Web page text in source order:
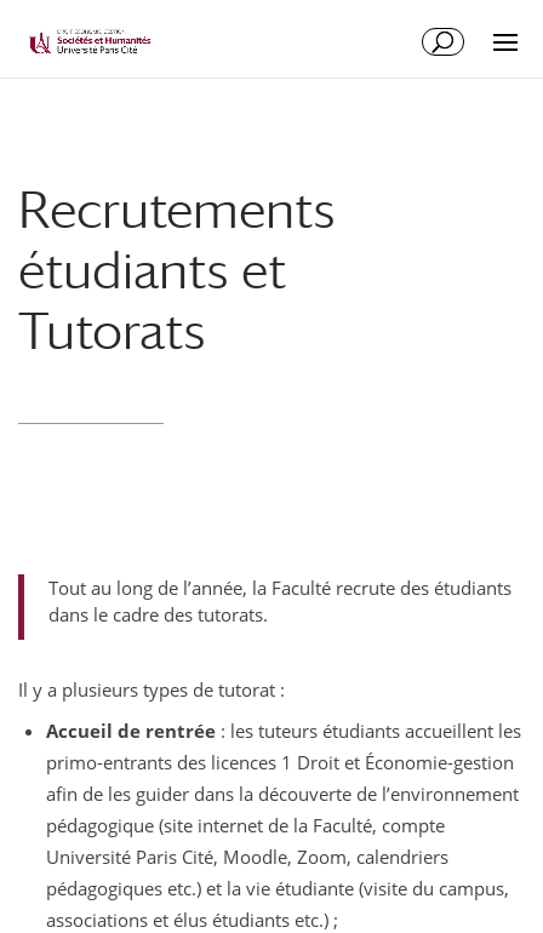
Recrutements
étudiants et
Tutorats
Tout au long de l’année, la Faculté recrute des étudiants
dans le cadre des tutorats.
Il y a plusieurs types de tutorat :
Accueil de rentrée : les tuteurs étudiants accueillent les
primo-entrants des licences 1 Droit et Économie-gestion
afin de les guider dans la découverte de l’environnement
pédagogique (site internet de la Faculté, compte
Université Paris Cité, Moodle, Zoom, calendriers
pédagogiques etc.) et la vie étudiante (visite du campus,
associations et élus étudiants etc.) ;